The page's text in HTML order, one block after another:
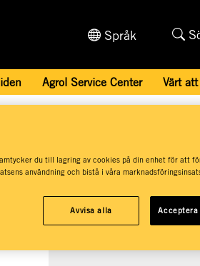
Språk
Agrol Service Center Värt
Fjugesta
du till lagring av cookies på din enhet för att
användning och bistå i våra
Avvisa alla